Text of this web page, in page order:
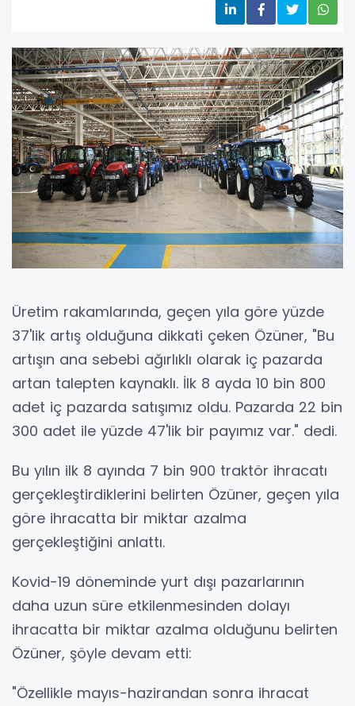
Üretim rakamlarında, geçen yıla göre yüzde
37'lik artış olduğuna dikkati çeken Özüner, "Bu
artışın ana sebebi ağırlıklı olarak iç pazarda
artan talepten kaynaklı. İlk 8 ayda 10 bin 800
adet iç pazarda satışımız oldu. Pazarda 22 bin
300 adet ile yüzde 47'lik bir payımız var." dedi.
Bu yılın ilk 8 ayında 7 bin 900 traktör ihracatı
gerçekleştirdiklerini belirten Özüner, geçen yıla
göre ihracatta bir miktar azalma
gerçekleştiğini anlattı.
Kovid-19 döneminde yurt dışı pazarlarının
daha uzun süre etkilenmesinden dolayı
ihracatta bir miktar azalma olduğunu belirten
Özüner, şöyle devam etti:
"Özellikle mayıs-hazirandan sonra ihracat